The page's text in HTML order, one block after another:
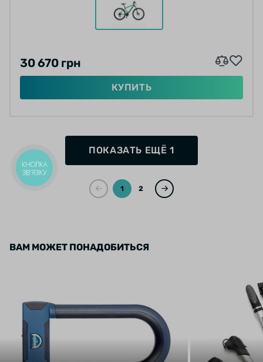
30 670 грн
КУПИТЬ
ПОКАЗАТЬ ЕЩЁ 1
1 2
ВАМ МОЖЕТ ПОНАДОБИТЬСЯ
КНОПКА
ЗВ'ЯЗКУ